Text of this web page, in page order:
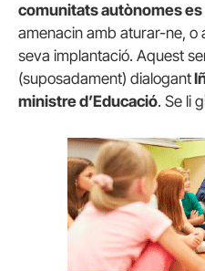
comunitats autònomes es
amenacin amb aturar-ne, o
seva implantació. Aquest
(suposadament) dialogant
ministre d’Educació. Se li